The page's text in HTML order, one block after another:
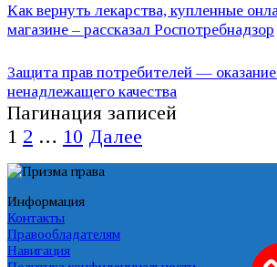
Как вернуть лекарства, купленные
магазине – рассказал Роспотребнадзор
Защита прав потребителей —
ненадлежащего качества
Пагинация записей
1 2 … 10 Далее
Информация
Контакты
Правообладателям
Навигация